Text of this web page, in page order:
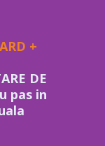
+
DE
pas in